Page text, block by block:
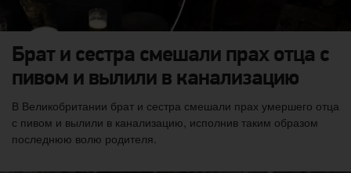
Брат и сестра смешали прах отца с
пивом и вылили в канализацию
В Великобритании брат и сестра смешали прах умершего отца
с пивом и вылили в канализацию, исполнив таким образом
последнюю волю родителя.